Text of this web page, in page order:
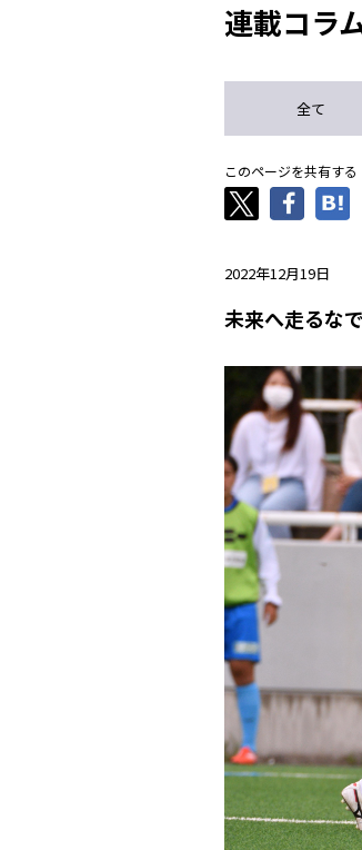
連載コラ
全て
このページを共有する
2022年12月19日
未来へ走るな